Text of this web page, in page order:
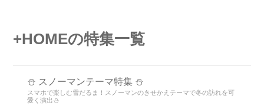
+HOMEの特集一覧
⛄ スノーマンテーマ特集 ⛄
スマホで楽しむ雪だるま！スノーマンのきせかえテーマで冬の訪れを可
愛く演出⛄